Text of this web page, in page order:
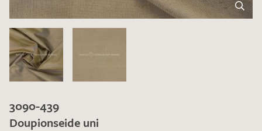
3090-439
Doupionseide uni